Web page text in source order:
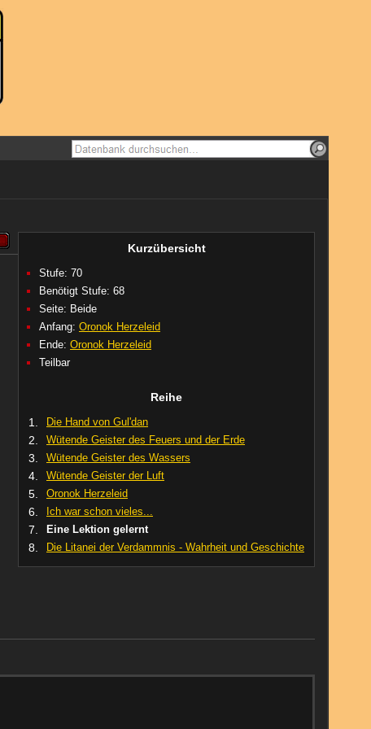
Kurzübersicht
Stufe: 70
Benötigt Stufe: 68
Seite: Beide
Anfang: Oronok Herzeleid
Ende: Oronok Herzeleid
Teilbar
Reihe
1.
Die Hand von Gul'dan
2. Wütende Geister des Feuers und der Erde
3. Wütende Geister des Wassers
4. Wütende Geister der Luft
5. Oronok Herzeleid
6. Ich war schon vieles...
7. Eine Lektion gelernt
8. Die Litanei der Verdammnis - Wahrheit und Geschichte